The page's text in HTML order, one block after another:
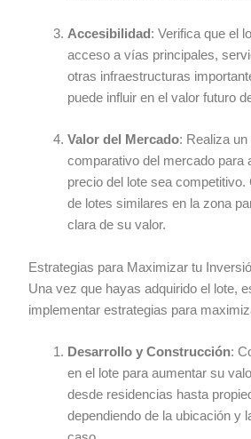
Accesibilidad : Verifica que el
acceso a vías principales,
otras infraestructuras
puede influir en el valor futuro
Valor del Mercado: Realiza un
comparativo del mercado para
precio del lote sea competitivo.
de lotes similares en la zona
clara de su valor.
Estrategias para Maximizar tu
Una vez que hayas adquirido el lote,
implementar estrategias para
Desarrollo y Construcción:
en el lote para aumentar su
desde residencias hasta
dependiendo de la ubicación y